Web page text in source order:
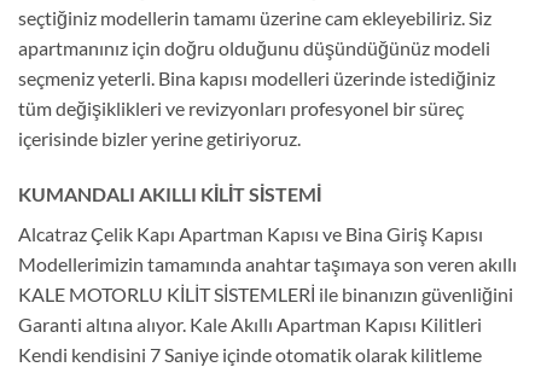
seçtiğiniz modellerin tamamı üzerine cam ekleyebiliriz. Siz
apartmanınız için doğru olduğunu düşündüğünüz modeli
seçmeniz yeterli. Bina kapısı modelleri üzerinde istediğiniz
tüm değişiklikleri ve revizyonları profesyonel bir süreç
içerisinde bizler yerine getiriyoruz.
KUMANDALI AKILLI KİLİT SİSTEMİ
Alcatraz Çelik Kapı Apartman Kapısı ve Bina Giriş Kapısı
Modellerimizin tamamında anahtar taşımaya son veren akıllı
KALE MOTORLU KİLİT SİSTEMLERİ ile binanızın güvenliğini
Garanti altına alıyor. Kale Akıllı Apartman Kapısı Kilitleri
Kendi kendisini 7 Saniye içinde otomatik olarak kilitleme